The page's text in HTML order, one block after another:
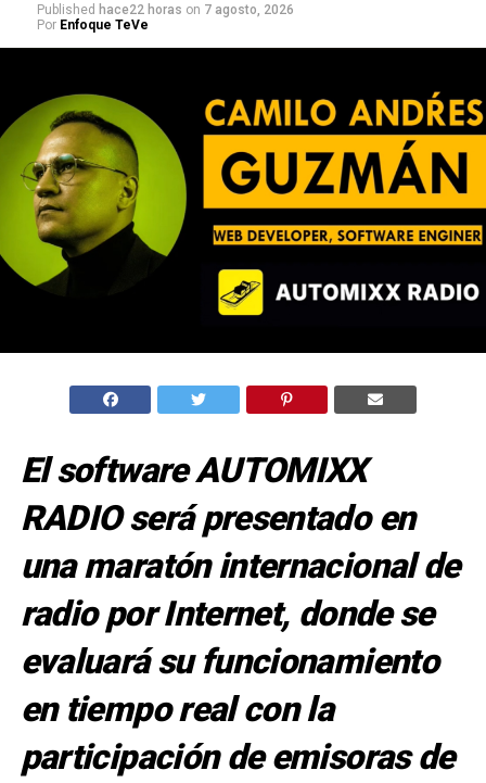
Published hace22 horas on 7 agosto, 2026
Por Enfoque TeVe
El software AUTOMIXX
RADIO será presentado en
una maratón internacional de
radio por Internet, donde se
evaluará su funcionamiento
en tiempo real con la
participación de emisoras de